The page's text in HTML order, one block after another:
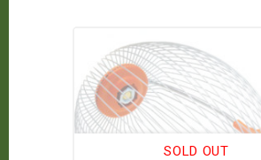
SOLD OUT